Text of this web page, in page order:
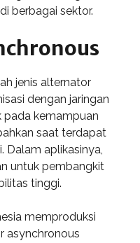
berbagai sektor.
jenis alternator
dengan jaringan
pada kemampuan
saat terdapat
Dalam aplikasinya,
untuk pembangkit
tinggi.
memproduksi
asynchronous